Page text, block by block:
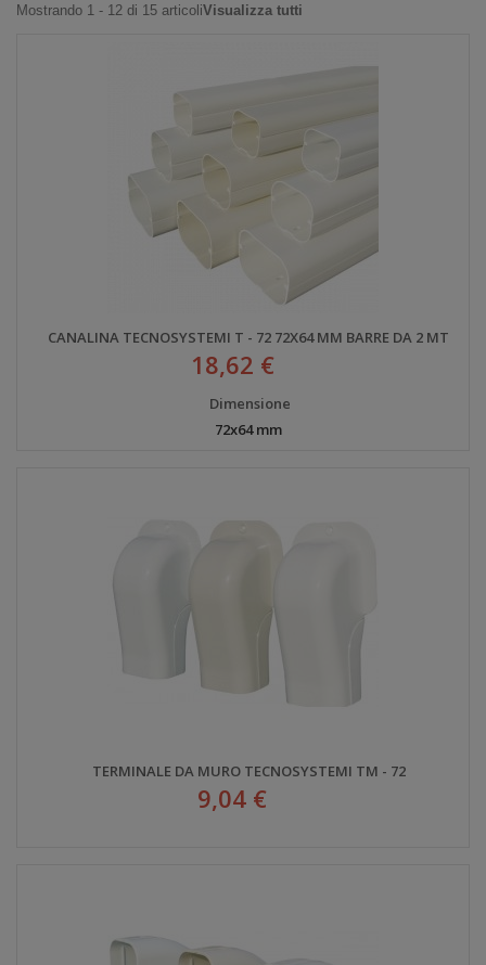
Mostrando 1 - 12 di 15 articoliVisualizza tutti
CANALINA TECNOSYSTEMI T - 72 72X64 MM BARRE DA 2 MT
18,62 €
Dimensione
72x64 mm
TERMINALE DA MURO TECNOSYSTEMI TM - 72
9,04 €